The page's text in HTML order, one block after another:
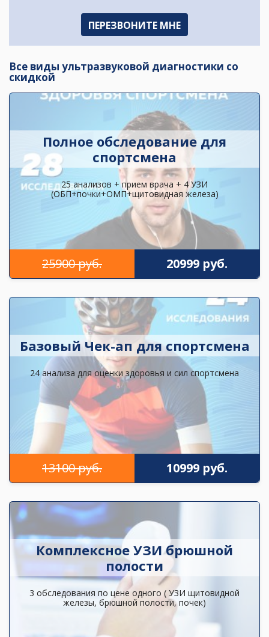
Все виды ультразвуковой диагностики со
скидкой
Полное обследование для
спортсмена
25 анализов + прием врача + 4 УЗИ
(ОБП+почки+ОМП+щитовидная железа)
25900 руб. 20999 руб.
Базовый Чек-ап для спортсмена
24 анализа для оценки здоровья и сил спортсмена
13100 руб. 10999 руб.
Комплексное УЗИ брюшной
полости
3 обследования по цене одного ( УЗИ щитовидной
железы, брюшной полости, почек)